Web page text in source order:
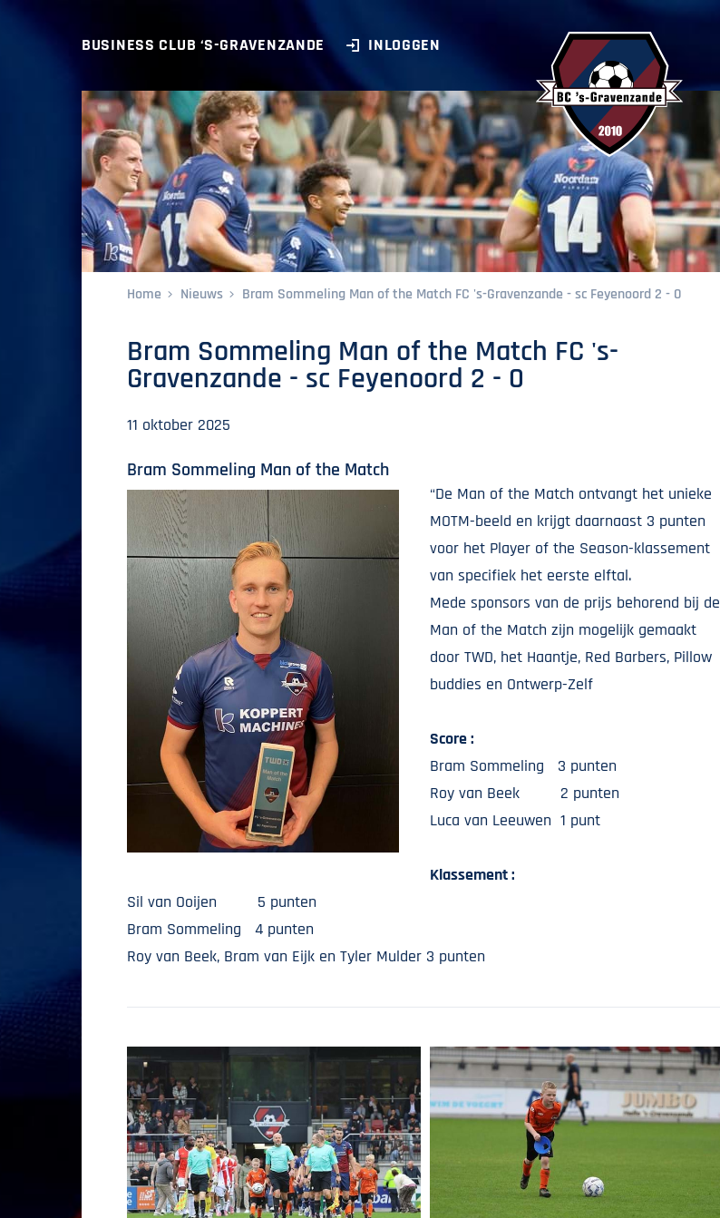
BC ‘s-Gravenzande
BUSINESS CLUB ‘S-GRAVENZANDE INLOGGEN
Home Nieuws Bram Sommeling Man of the Match FC 's-Gravenzande - sc Feyenoord 2 - 0
Bram Sommeling Man of the Match FC 's-
Gravenzande - sc Feyenoord 2 - 0
11 oktober 2025
Bram Sommeling Man of the Match
“De Man of the Match ontvangt het unieke
MOTM-beeld en krijgt daarnaast 3 punten
voor het Player of the Season-klassement
van specifiek het eerste elftal.
Mede sponsors van de prijs behorend bij de
Man of the Match zijn mogelijk gemaakt
door TWD, het Haantje, Red Barbers, Pillow
buddies en Ontwerp-Zelf
Score :
Bram Sommeling 3 punten
Roy van Beek 2 punten
Luca van Leeuwen 1 punt
Klassement :
Sil van Ooijen 5 punten
Bram Sommeling 4 punten
Roy van Beek, Bram van Eijk en Tyler Mulder 3 punten